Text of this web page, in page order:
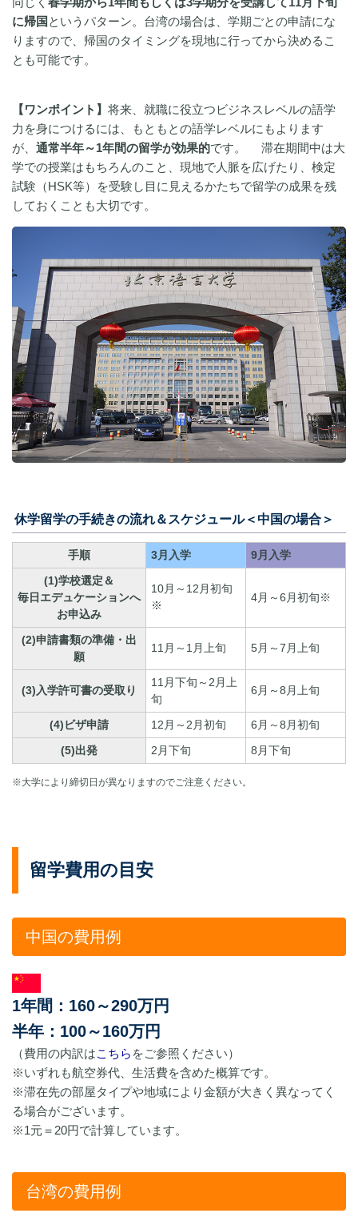
に帰国 というパターン。台湾の場合は、学期ごとの申請にな
りますので、帰国のタイミングを現地に行ってから決めるこ
とも可能です。
【ワンポイント】 将来、就職に役立つビジネスレベルの語学
力を身につけるには、もともとの語学レベルにもよります
が、 通常半年～1年間の留学が効果的です。 滞在期間中は大
学での授業はもちろんのこと、現地で人脈を広げたり、検定
試験（HSK等）を受験し目に見えるかたちで留学の成果を残
しておくことも大切です。
休学留学の手続きの流れ＆スケジュール＜中国の場合＞
手順 3月入学
9月入学
(1)学校選定＆
毎日エデュケーションへ
お申込み
10月～12月初旬
※
4月～6月初旬※
(2)申請書類の準備・出
願
11月～1月上旬 5月～7月上旬
(3)入学許可書の受取り
11月下旬～2月上
旬
6月～8月上旬
(4)ビザ申請 12月～2月初旬
6月～8月初旬
(5)出発
2月下旬 8月下旬
※大学により締切日が異なりますのでご注意ください。
留学費用の目安
中国の費用例
1年間：160～290万円
半年：100～160万円
（費用の内訳はこちら をご参照ください）
※いずれも航空券代、生活費を含めた概算です。
※滞在先の部屋タイプや地域により金額が大きく異なってく
る場合がございます。
※1元＝20円で計算しています。
台湾の費用例